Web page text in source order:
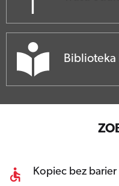
Biblioteka
Kopiec bez barier